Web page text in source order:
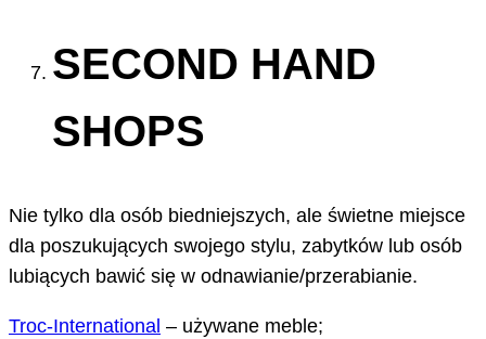
SECOND HAND
SHOPS
Nie tylko dla osób biedniejszych, ale świetne miejsce
dla poszukujących swojego stylu, zabytków lub osób
lubiących bawić się w odnawianie/przerabianie.
Troc-International – używane meble;